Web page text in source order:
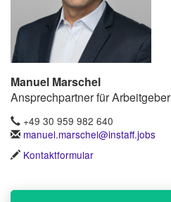
Manuel Marschel
Ansprechpartner für Arbeitgeber
+49 30 959 982 640
manuel.marschel@instaff.jobs
Kontaktformular